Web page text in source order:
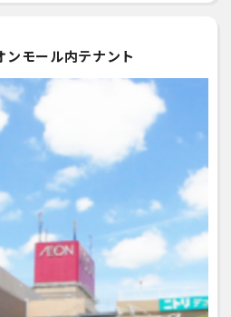
ンモール内テナント